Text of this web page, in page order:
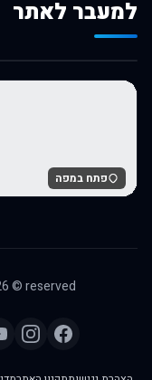
למעבר לאתר
לרכישה באלי אקספרס
פתח במפה
© reserved